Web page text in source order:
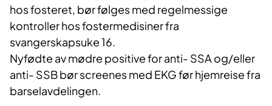
hos fosteret, bør følges med regelmessige
kontroller hos fostermedisiner fra
svangerskapsuke 16.
Nyfødte av mødre positive for anti- SSA og/eller
anti- SSB bør screenes med EKG før hjemreise fra
barselavdelingen.